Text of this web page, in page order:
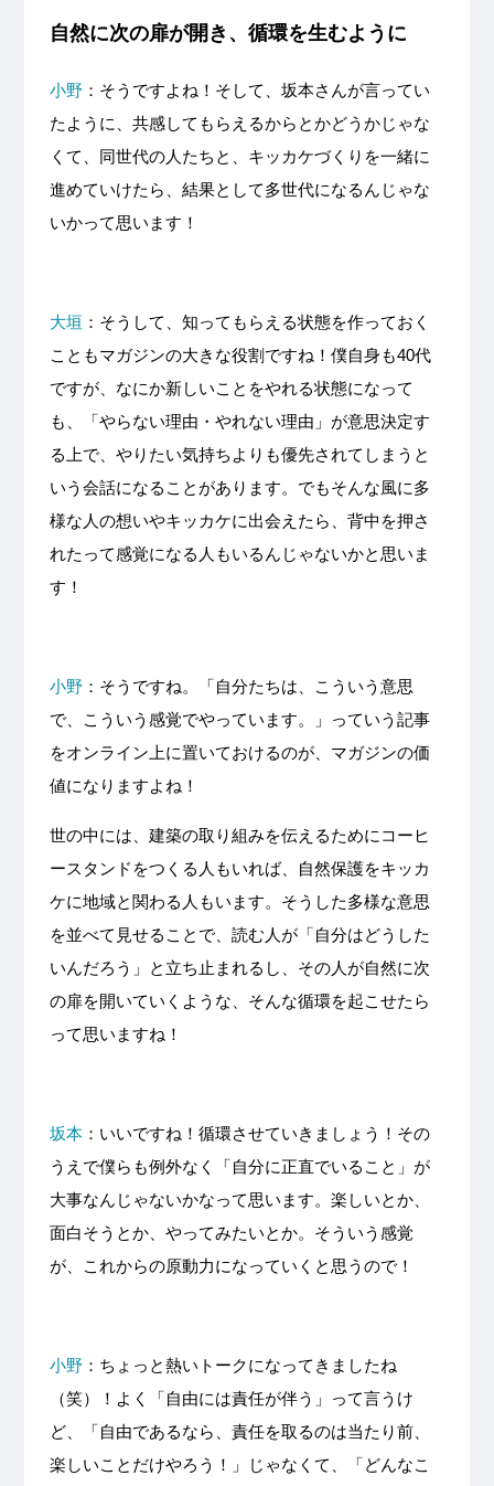
自然に次の扉が開き、循環を生むように
小野：そうですよね！そして、坂本さんが言ってい
たように、共感してもらえるからとかどうかじゃな
くて、同世代の人たちと、キッカケづくりを一緒に
進めていけたら、結果として多世代になるんじゃな
いかって思います！
大垣 ：そうして、知ってもらえる状態を作っておく
こともマガジンの大きな役割ですね！僕自身も40代
ですが、なにか新しいことをやれる状態になって
も、「やらない理由・やれない理由」が意思決定す
る上で、やりたい気持ちよりも優先されてしまうと
いう会話になることがあります。でもそんな風に多
様な人の想いやキッカケに出会えたら、背中を押さ
れたって感覚になる人もいるんじゃないかと思いま
す！
小野：そうですね。「自分たちは、こういう意思
で、こういう感覚でやっています。」っていう記事
をオンライン上に置いておけるのが、マガジンの価
値になりますよね！
世の中には、建築の取り組みを伝えるためにコーヒ
ースタンドをつくる人もいれば、自然保護をキッカ
ケに地域と関わる人もいます。そうした多様な意思
を並べて見せることで、読む人が「自分はどうした
いんだろう」と立ち止まれるし、その人が自然に次
の扉を開いていくような、そんな循環を起こせたら
って思いますね！
坂本：いいですね！循環させていきましょう！その
うえで僕らも例外なく「自分に正直でいること」が
大事なんじゃないかなって思います。楽しいとか、
面白そうとか、やってみたいとか。そういう感覚
が、これからの原動力になっていくと思うので！
小野：ちょっと熱いトークになってきましたね
（笑）！よく「自由には責任が伴う」って言うけ
ど、「自由であるなら、責任を取るのは当たり前、
楽しいことだけやろう！」じゃなくて、「どんなこ